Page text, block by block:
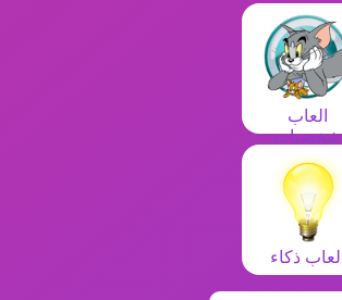
العاب
شخصيات
العاب ذكاء